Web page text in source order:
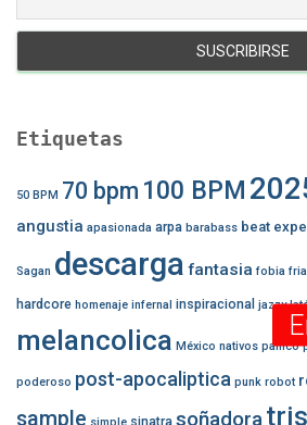
Etiquetas
50 BPM 70 bpm 100 BPM
angustia apasionada arpa barabass beat
Sagan descarga fantasia fobia fria
hardcore homenaje infernal inspiracional jazzy
melancolica México nativos panico
poderoso post-apocaliptica punk robot
sample simple sinatra soñadora